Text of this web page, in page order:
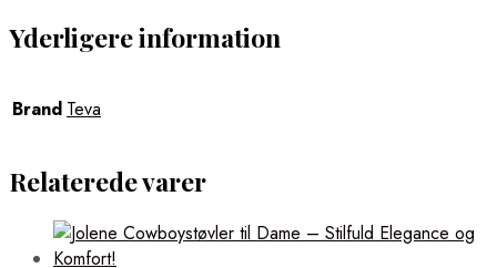
Yderligere information
Brand Teva
Relaterede varer